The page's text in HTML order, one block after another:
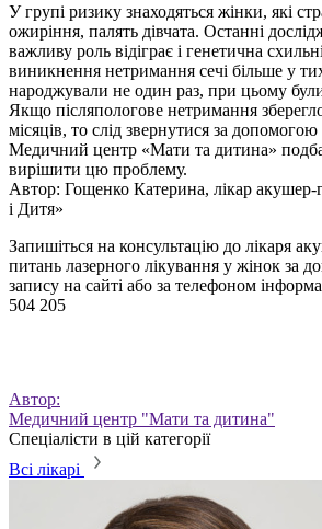
У групі ризику знаходяться жінки, які
ожиріння, палять дівчата. Останні
важливу роль відіграє і генетична
виникнення нетримання сечі більше у
народжували не один раз, при цьому
Якщо післяпологове нетримання
місяців, то слід звернутися за допомогою
Медичний центр «Мати та дитина»
вирішити цю проблему.
Автор: Гощенко Катерина, лікар
і Дитя»
Запишіться на консультацію до лікаря
питань лазерного лікування у жінок за
запису на сайті або за телефоном
504 205
Автор:
Медичний центр "Мати та дитина"
Спеціалісти в цій категорії
Всі лікарі